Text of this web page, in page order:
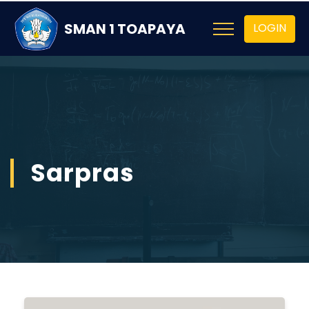
SMAN 1 TOAPAYA LOGIN
Sarpras